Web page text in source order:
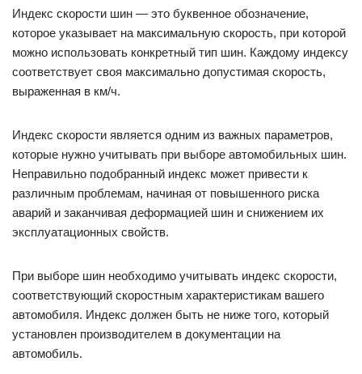
Индекс скорости шин — это буквенное обозначение,
которое указывает на максимальную скорость, при которой
можно использовать конкретный тип шин. Каждому индексу
соответствует своя максимально допустимая скорость,
выраженная в км/ч.
Индекс скорости является одним из важных параметров,
которые нужно учитывать при выборе автомобильных шин.
Неправильно подобранный индекс может привести к
различным проблемам, начиная от повышенного риска
аварий и заканчивая деформацией шин и снижением их
эксплуатационных свойств.
При выборе шин необходимо учитывать индекс скорости,
соответствующий скоростным характеристикам вашего
автомобиля. Индекс должен быть не ниже того, который
установлен производителем в документации на
автомобиль.